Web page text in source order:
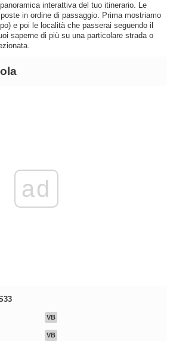
interattiva del tuo itinerario. Le
in ordine di passaggio. Prima mostriamo
e poi le località che passerai seguendo il
saperne di più su una particolare strada o
ad
VB
VB